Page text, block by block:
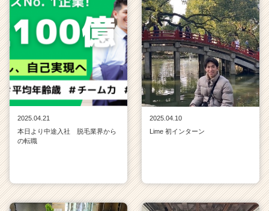
2025.04.21
本日より中途入社 脱毛業界から
の転職
2025.04.10
Lime 初インターン